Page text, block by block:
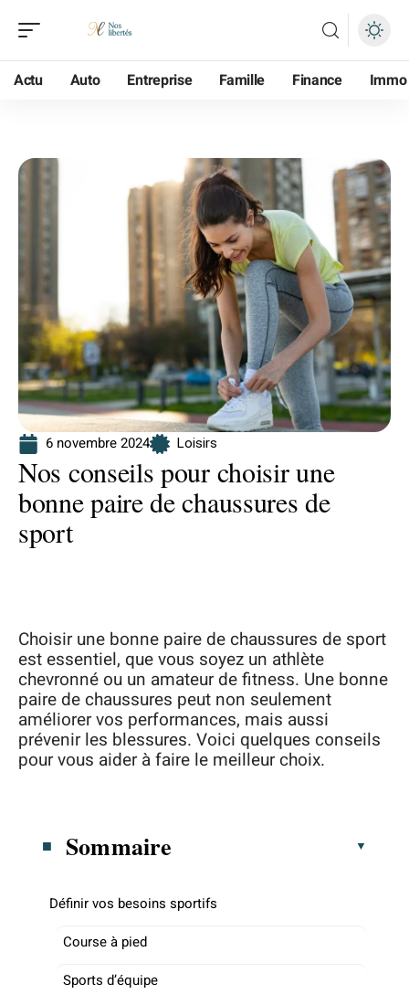
Actu Auto Entreprise Famille Finance Immo
6 novembre 2024 Loisirs
Nos conseils pour choisir une
bonne paire de chaussures de
sport
Choisir une bonne paire de chaussures de sport
est essentiel, que vous soyez un athlète
chevronné ou un amateur de fitness. Une bonne
paire de chaussures peut non seulement
améliorer vos performances, mais aussi
prévenir les blessures. Voici quelques conseils
pour vous aider à faire le meilleur choix.
Sommaire
Définir vos besoins sportifs
Course à pied
Sports d’équipe